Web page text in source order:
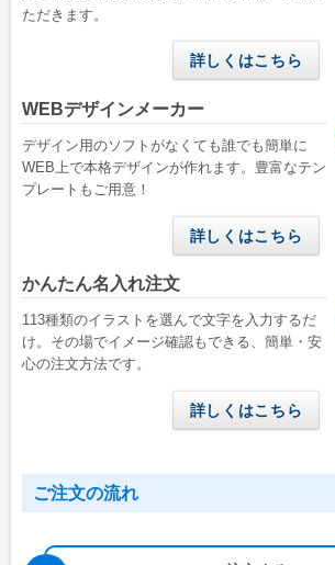
完全データ入稿(ai形式)について
WEBデザインメーカーについて
かんたん名入れ注文について
配送・送料について
納期について
お支払いについて
返品・交換・キャンセルについて
特集で探す
ビジネス向け特集
物件情報関係
ただきます。
詳しくはこちら
WEBデザインメーカー
デザイン用のソフトがなくても誰でも簡単に
WEB上で本格デザインが作れます。豊富なテン
プレートもご用意！
詳しくはこちら
かんたん名入れ注文
113種類のイラストを選んで文字を入力するだ
け。その場でイメージ確認もできる、簡単・安
心の注文方法です。
詳しくはこちら
ご注文の流れ